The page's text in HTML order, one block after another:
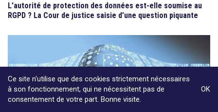
L’autorité de protection des données est-elle soumise au
RGPD ? La Cour de justice saisie d’une question piquante
Ce site n'utilise que des cookies strictement nécessaires
à son fonctionnement, qui ne nécessitent pas de
consentement de votre part. Bonne visite.
OK